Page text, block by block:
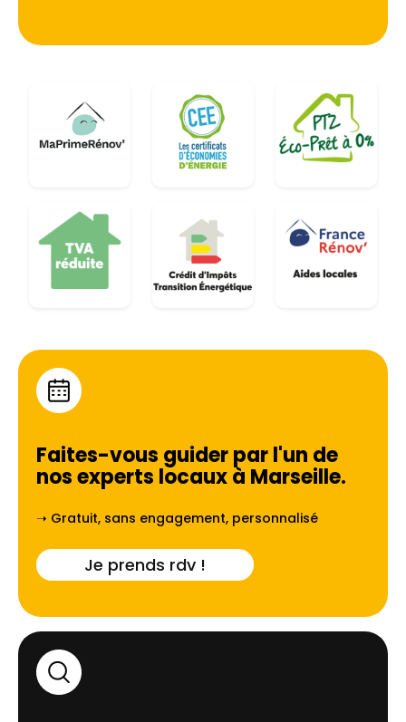
définitivement du statut de passoire thermique.
Faites-vous guider par l'un de
nos experts locaux à Marseille.
➝ Gratuit, sans engagement, personnalisé
Je prends rdv !